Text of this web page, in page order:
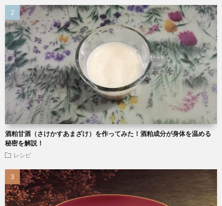
酒粕甘酒（さけかすあまざけ）を作ってみた！酒粕成分が身体を温める
秘密を解説！
レシピ